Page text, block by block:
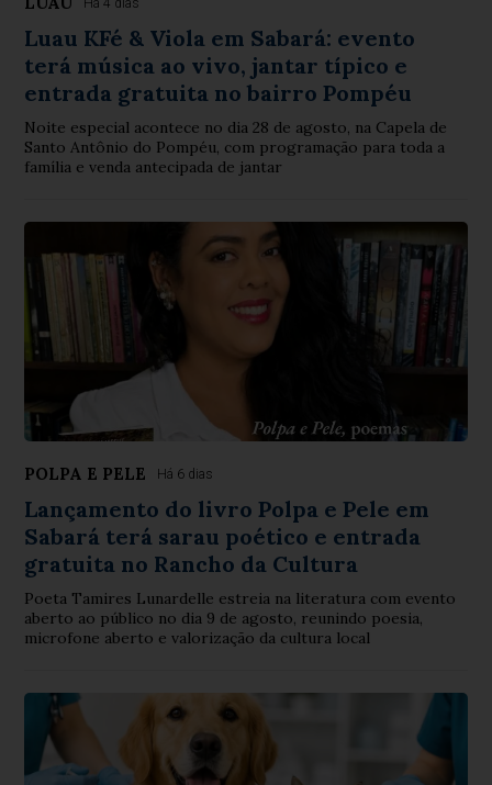
Há 4 dias
Luau KFé & Viola em Sabará: evento
terá música ao vivo, jantar típico e
entrada gratuita no bairro Pompéu
Noite especial acontece no dia 28 de agosto, na Capela de
Santo Antônio do Pompéu, com programação para toda a
família e venda antecipada de jantar
POLPA E PELE Há 6 dias
Lançamento do livro Polpa e Pele em
Sabará terá sarau poético e entrada
gratuita no Rancho da Cultura
Poeta Tamires Lunardelle estreia na literatura com evento
aberto ao público no dia 9 de agosto, reunindo poesia,
microfone aberto e valorização da cultura local